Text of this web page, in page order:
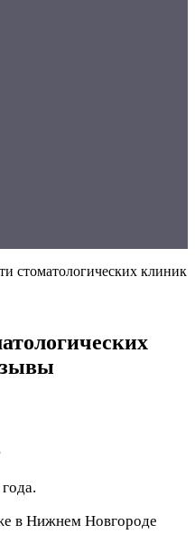
стоматологических клиник